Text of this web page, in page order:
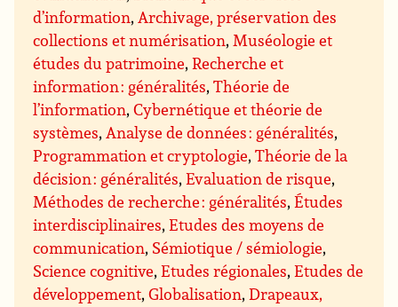
d’information,Archivage, préservation des
collections et numérisation,Muséologie et
études du patrimoine,Recherche et
information : généralités,Théorie de
l’information,Cybernétique et théorie de
systèmes,Analyse de données : généralités,
Programmation et cryptologie,Théorie de la
décision : généralités,Evaluation de risque,
Méthodes de recherche : généralités,Études
interdisciplinaires,Etudes des moyens de
communication, Sémiotique / sémiologie,
Science cognitive,Etudes régionales,Etudes de
développement,Globalisation,Drapeaux,